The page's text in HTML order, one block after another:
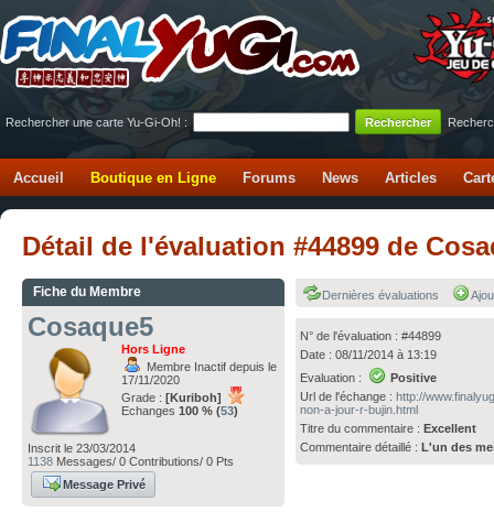
Rechercher une carte Yu-Gi-Oh! :
Accueil Boutique en Ligne Forums News Articles
Détail de l'évaluation #44899 de
Fiche du Membre
Cosaque5
Hors Ligne
Membre Inactif depuis le
17/11/2020
Grade : [Kuriboh]
Echanges 100 % (53)
Inscrit le 23/03/2014
1138 Messages/ 0 Contributions/ 0 Pts
Message Privé
Dernières évaluations
N° de l'évaluation : #44899
Date : 08/11/2014 à 13:19
Evaluation :
Positive
Url de l'échange :http://
non-a-jour-r-bujin.html
Titre du commentaire :Excellent
Commentaire détaillé :L'un des